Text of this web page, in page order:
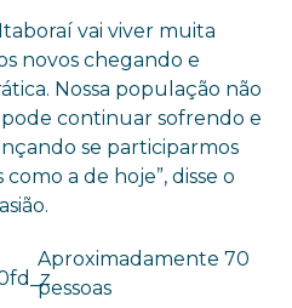
vai viver muita
novos chegando e
Nossa população não
pode continuar sofrendo e
se participarmos
a de hoje”, disse o
Aproximadamente 70
pessoas